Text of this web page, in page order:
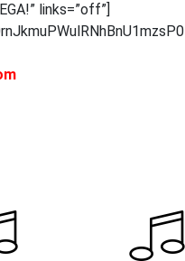
links=”off”]